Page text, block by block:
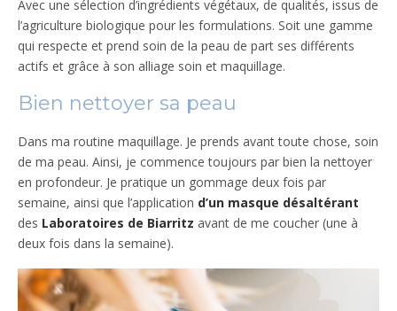
Avec une sélection d’ingrédients végétaux, de qualités, issus de
l’agriculture biologique pour les formulations. Soit une gamme
qui respecte et prend soin de la peau de part ses différents
actifs et grâce à son alliage soin et maquillage.
Bien nettoyer sa peau
Dans ma routine maquillage. Je prends avant toute chose, soin
de ma peau. Ainsi, je commence toujours par bien la nettoyer
en profondeur. Je pratique un gommage deux fois par
semaine, ainsi que l’application d’un masque désaltérant
des Laboratoires de Biarritz avant de me coucher (une à
deux fois dans la semaine).